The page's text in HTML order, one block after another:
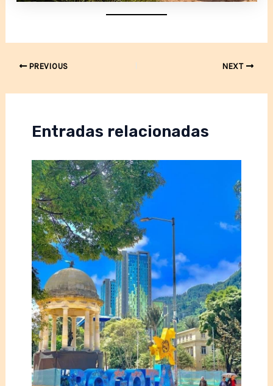
Post PREVIOUS NEXT
Entradas relacionadas